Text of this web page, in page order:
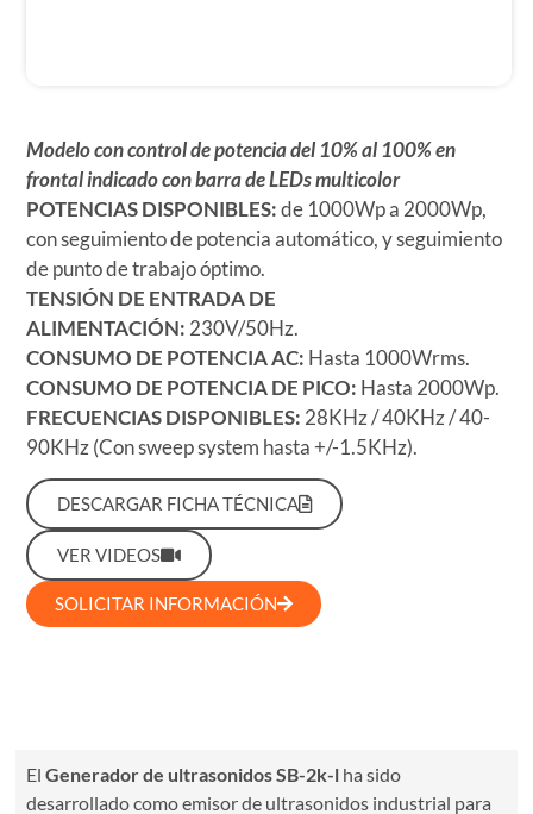
Modelo con control de potencia del 10% al 100% en
frontal indicado con barra de LEDs multicolor
POTENCIAS DISPONIBLES:de 1000Wp a 2000Wp,
con seguimiento de potencia automático, y seguimiento
de punto de trabajo óptimo.
TENSIÓN DE ENTRADA DE
ALIMENTACIÓN: 230V/50Hz.
CONSUMO DE POTENCIA AC: Hasta 1000Wrms.
CONSUMO DE POTENCIA DE PICO: Hasta 2000Wp.
FRECUENCIAS DISPONIBLES: 28KHz / 40KHz / 40-
90KHz (Con sweep system hasta +/-1.5KHz).
DESCARGAR FICHA TÉCNICA
VER VIDEOS
SOLICITAR INFORMACIÓN
El Generador de ultrasonidos SB-2k-lha sido
desarrollado como emisor de ultrasonidos industrial para